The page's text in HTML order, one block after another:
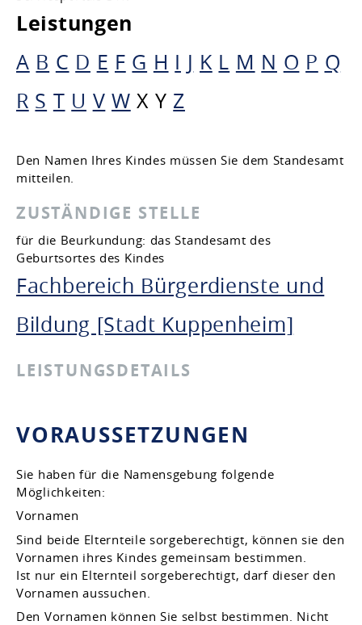
Leistungen
A B C D E F G H I J K L M N O P Q
R S T U V W X Y Z
Den Namen Ihres Kindes müssen Sie dem Standesamt
mitteilen.
ZUSTÄNDIGE STELLE
für die Beurkundung: das Standesamt des
Geburtsortes des Kindes
Fachbereich Bürgerdienste und
Bildung [Stadt Kuppenheim]
LEISTUNGSDETAILS
VORAUSSETZUNGEN
Sie haben für die Namensgebung folgende
Möglichkeiten:
Vornamen
Sind beide Elternteile sorgeberechtigt, können sie den
Vornamen ihres Kindes gemeinsam bestimmen.
Ist nur ein Elternteil sorgeberechtigt, darf dieser den
Vornamen aussuchen.
Den Vornamen können Sie selbst bestimmen. Nicht